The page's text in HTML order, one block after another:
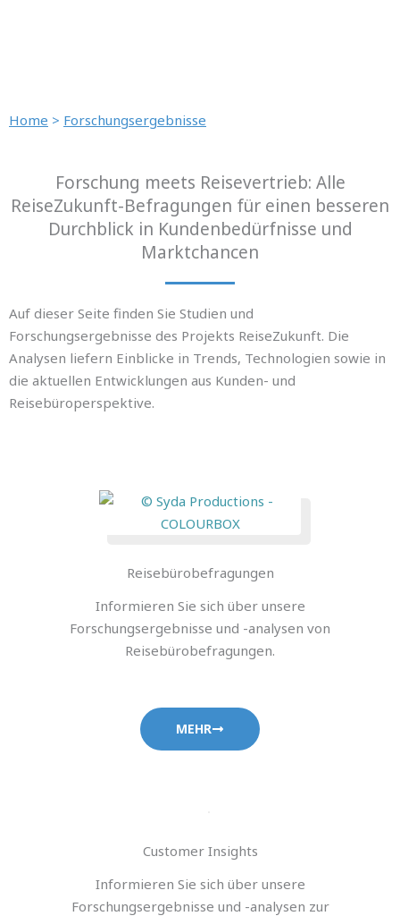
Home > Forschungsergebnisse
Forschung meets Reisevertrieb: Alle
ReiseZukunft-Befragungen für einen besseren
Durchblick in Kundenbedürfnisse und
Marktchancen
Auf dieser Seite finden Sie Studien und
Forschungsergebnisse des Projekts ReiseZukunft. Die
Analysen liefern Einblicke in Trends, Technologien sowie in
die aktuellen Entwicklungen aus Kunden- und
Reisebüroperspektive.
Reisebürobefragungen
Informieren Sie sich über unsere
Forschungsergebnisse und -analysen von
Reisebürobefragungen.
MEHR
Customer Insights
Informieren Sie sich über unsere
Forschungsergebnisse und -analysen zur